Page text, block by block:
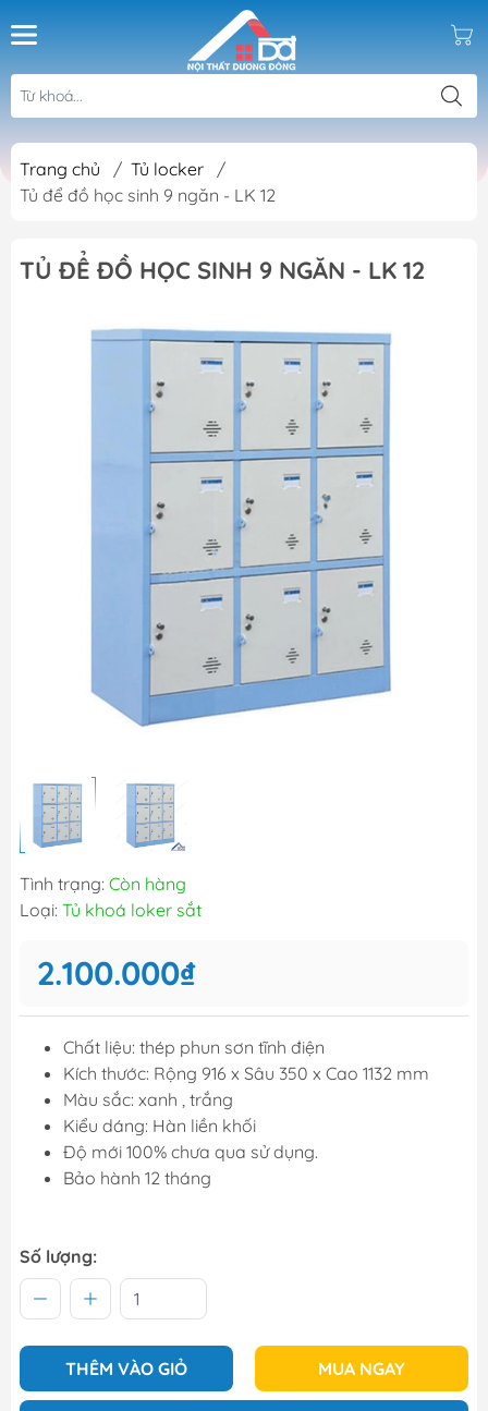
Trang chủ / Tủ locker
/
Tủ để đồ học sinh 9 ngăn - LK 12
TỦ ĐỂ ĐỒ HỌC SINH 9 NGĂN - LK 12
Tình trạng: Còn hàng
Loại: Tủ khoá loker sắt
2.100.000₫
Chất liệu: thép phun sơn tĩnh điện
Kích thước: Rộng 916 x Sâu 350 x Cao 1132 mm
Màu sắc: xanh , trắng
Kiểu dáng: Hàn liền khối
Độ mới 100% chưa qua sử dụng.
Bảo hành 12 tháng
Số lượng:
THÊM VÀO GIỎ MUA NGAY